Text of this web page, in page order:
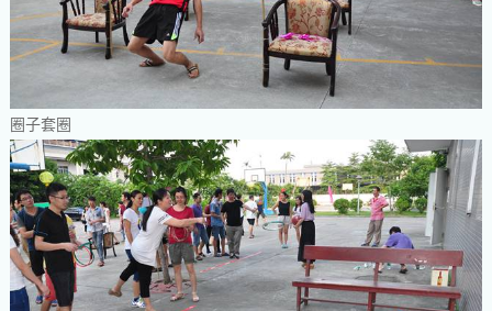
圈子套圈